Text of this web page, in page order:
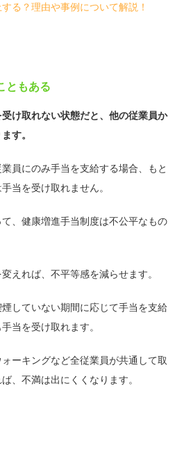
る？理由や事例について解説！
ともある
け取れない状態だと、他の従業員か
す。
員にのみ手当を支給する場合、もと
当を受け取れません。
、健康増進手当制度は不公平なもの
えれば、不平等感を減らせます。
していない期間に応じて手当を支給
当を受け取れます。
ーキングなど全従業員が共通して取
、不満は出にくくなります。